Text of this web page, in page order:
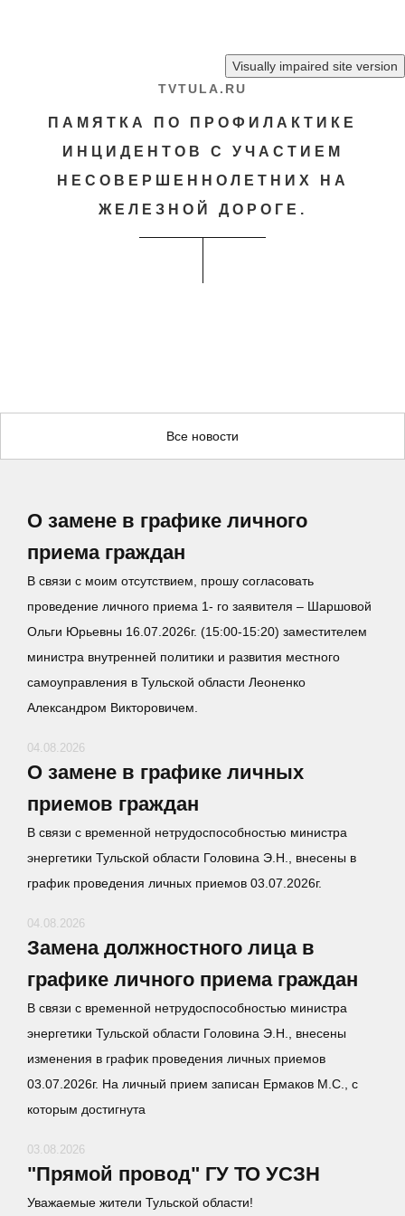
TVTULA.RU
ПАМЯТКА ПО ПРОФИЛАКТИКЕ
ИНЦИДЕНТОВ С УЧАСТИЕМ
НЕСОВЕРШЕННОЛЕТНИХ НА
ЖЕЛЕЗНОЙ ДОРОГЕ.
Все новости
О замене в графике личного
приема граждан
В связи с моим отсутствием, прошу согласовать
проведение личного приема 1- го заявителя – Шаршовой
Ольги Юрьевны 16.07.2026г. (15:00-15:20) заместителем
министра внутренней политики и развития местного
самоуправления в Тульской области Леоненко
Александром Викторовичем.
04.08.2026
О замене в графике личных
приемов граждан
В связи с временной нетрудоспособностью министра
энергетики Тульской области Головина Э.Н., внесены в
график проведения личных приемов 03.07.2026г.
04.08.2026
Замена должностного лица в
графике личного приема граждан
В связи с временной нетрудоспособностью министра
энергетики Тульской области Головина Э.Н., внесены
изменения в график проведения личных приемов
03.07.2026г. На личный прием записан Ермаков М.С., с
которым достигнута
03.08.2026
"Прямой провод" ГУ ТО УСЗН
Уважаемые жители Тульской области!